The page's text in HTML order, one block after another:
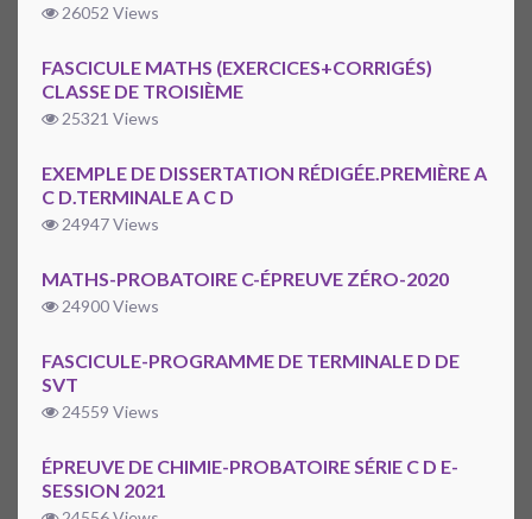
26052 Views
FASCICULE MATHS (EXERCICES+CORRIGÉS)
CLASSE DE TROISIÈME
25321 Views
EXEMPLE DE DISSERTATION RÉDIGÉE.PREMIÈRE A
C D.TERMINALE A C D
24947 Views
MATHS-PROBATOIRE C-ÉPREUVE ZÉRO-2020
24900 Views
FASCICULE-PROGRAMME DE TERMINALE D DE
SVT
24559 Views
ÉPREUVE DE CHIMIE-PROBATOIRE SÉRIE C D E-
SESSION 2021